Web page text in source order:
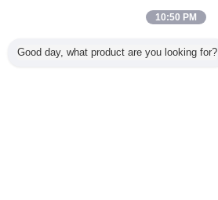
Verified Suplier
10:50 PM
Good day, what product are you looking for?